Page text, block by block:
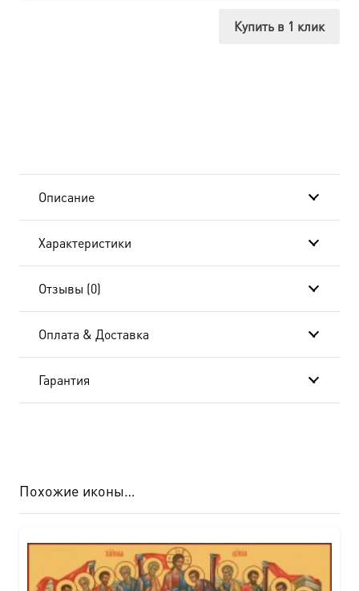
Купить в 1 клик
Описание
Характеристики
Отзывы (0)
Оплата & Доставка
Гарантия
Похожие иконы…